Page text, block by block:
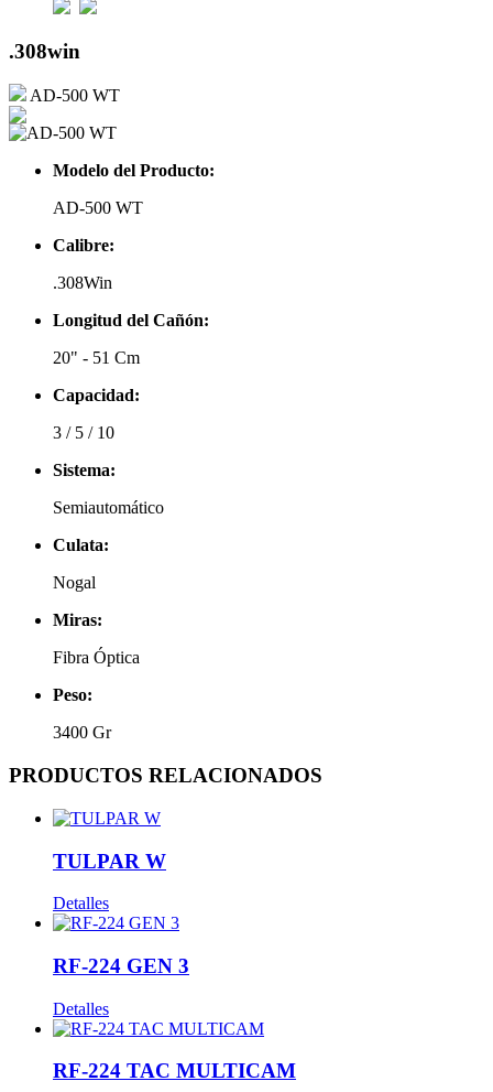
.308win
AD-500 WT
Modelo del Producto:
AD-500 WT
Calibre:
.308Win
Longitud del Cañón:
20" - 51 Cm
Capacidad:
3 / 5 / 10
Sistema:
Semiautomático
Culata:
Nogal
Miras:
Fibra Óptica
Peso:
3400 Gr
PRODUCTOS RELACIONADOS
TULPAR W
Detalles
RF-224 GEN 3
Detalles
RF-224 TAC MULTICAM